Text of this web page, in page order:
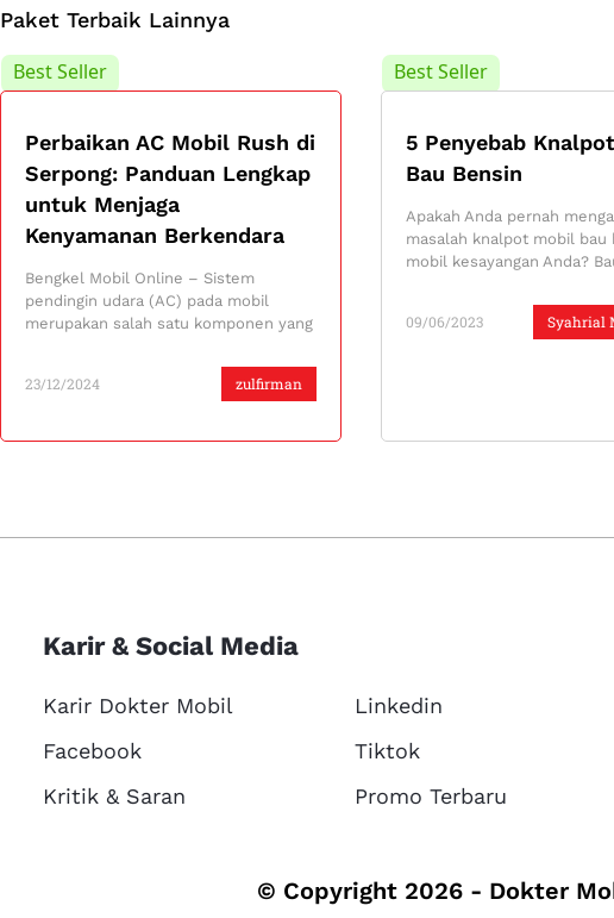
Paket Terbaik Lainnya
Best Seller
Perbaikan AC Mobil Rush di
Serpong: Panduan Lengkap
untuk Menjaga
Kenyamanan Berkendara
zulfirman
23/12/2024
Bengkel Mobil Online – Sistem
pendingin udara (AC) pada mobil
merupakan salah satu komponen yang
Best Seller
5 Penyebab
Bau Bensin
Syahrial
09/06/2023
Apakah Anda pernah
masalah knalpot mobil bau
mobil kesayangan Anda?
Karir & Social Media
Karir Dokter Mobil Linkedin
Facebook
Tiktok
Kritik & Saran
Promo Terbaru
© Copyright 2026 - Dokter